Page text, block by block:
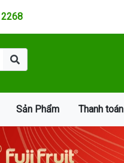
Sản Phẩm Thanh toán